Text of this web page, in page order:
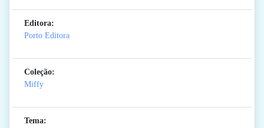
Editora:
Porto Editora
Coleção:
Miffy
Tema: